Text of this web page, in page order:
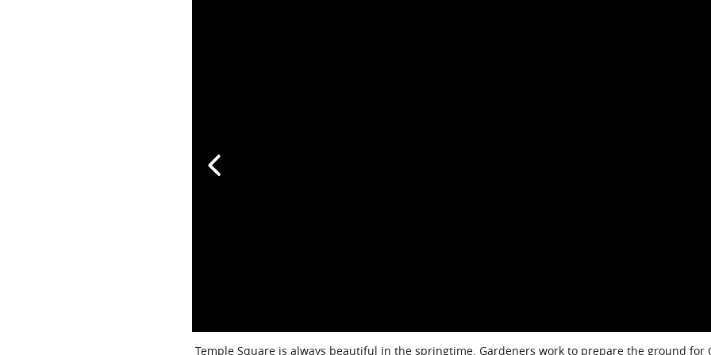
Temple Square is always beautiful in the springtime. Gardeners work to prepare the ground for